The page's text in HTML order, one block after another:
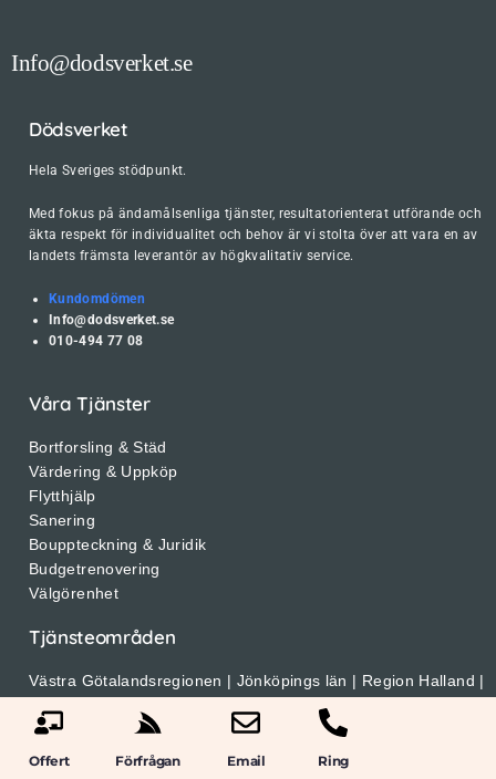
Info@dodsverket.se
Dödsverket
Hela Sveriges stödpunkt.
Med fokus på ändamålsenliga tjänster, resultatorienterat utförande och
äkta respekt för individualitet och behov är vi stolta över att vara en av
landets främsta leverantör av högkvalitativ service.
Kundomdömen
Info@dodsverket.se
010-494 77 08
Våra Tjänster
Bortforsling & Städ
Värdering & Uppköp
Flytthjälp
Sanering
Bouppteckning & Juridik
Budgetrenovering
Välgörenhet
Tjänsteområden
Västra Götalandsregionen | Jönköpings län | Region Halland |
Region Jämtland | Härjedalen Region | Region Kalmar |
Region Kronoberg | Region Norrbotten | Region Skåne |
Region Stockholm | Region Sörmland | Region Uppsala |
Offert Förfrågan Email Ring